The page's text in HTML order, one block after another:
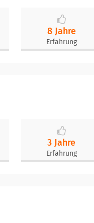
8 Jahre
Erfahrung
3 Jahre
Erfahrung